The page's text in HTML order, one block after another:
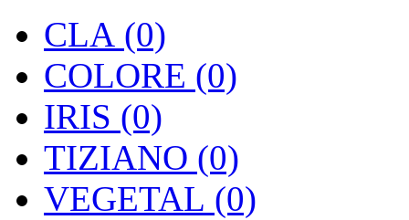
CLA (0)
COLORE (0)
IRIS (0)
TIZIANO (0)
VEGETAL (0)